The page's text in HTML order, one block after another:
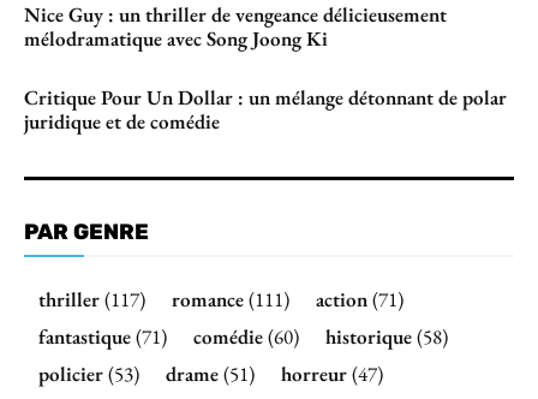
Nice Guy : un thriller de vengeance délicieusement
mélodramatique avec Song Joong Ki
Critique Pour Un Dollar : un mélange détonnant de polar
juridique et de comédie
PAR GENRE
thriller(117) romance(111) action(71)
fantastique(71) comédie(60) historique(58)
policier(53) drame(51) horreur(47)